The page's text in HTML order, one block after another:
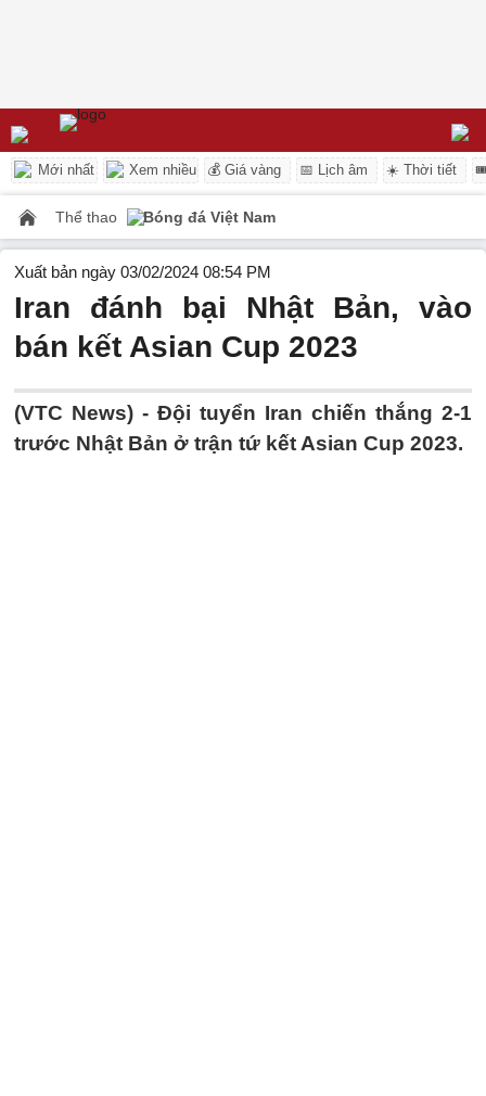
Mới nhất Xem nhiều 💰 Giá vàng 📅 Lịch âm ☀️ Thời tiết
Thể thao Bóng đá Việt Nam
Xuất bản ngày 03/02/2024 08:54 PM
Iran đánh bại Nhật Bản, vào
bán kết Asian Cup 2023
(VTC News) - Đội tuyển Iran chiến thắng 2-1
trước Nhật Bản ở trận tứ kết Asian Cup 2023.